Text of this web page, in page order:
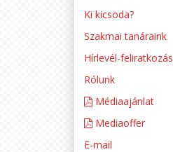
Ki kicsoda?
Szakmai tanáraink
Hírlevél-feliratkozás
Rólunk
Médiaajánlat
Mediaoffer
E-mail